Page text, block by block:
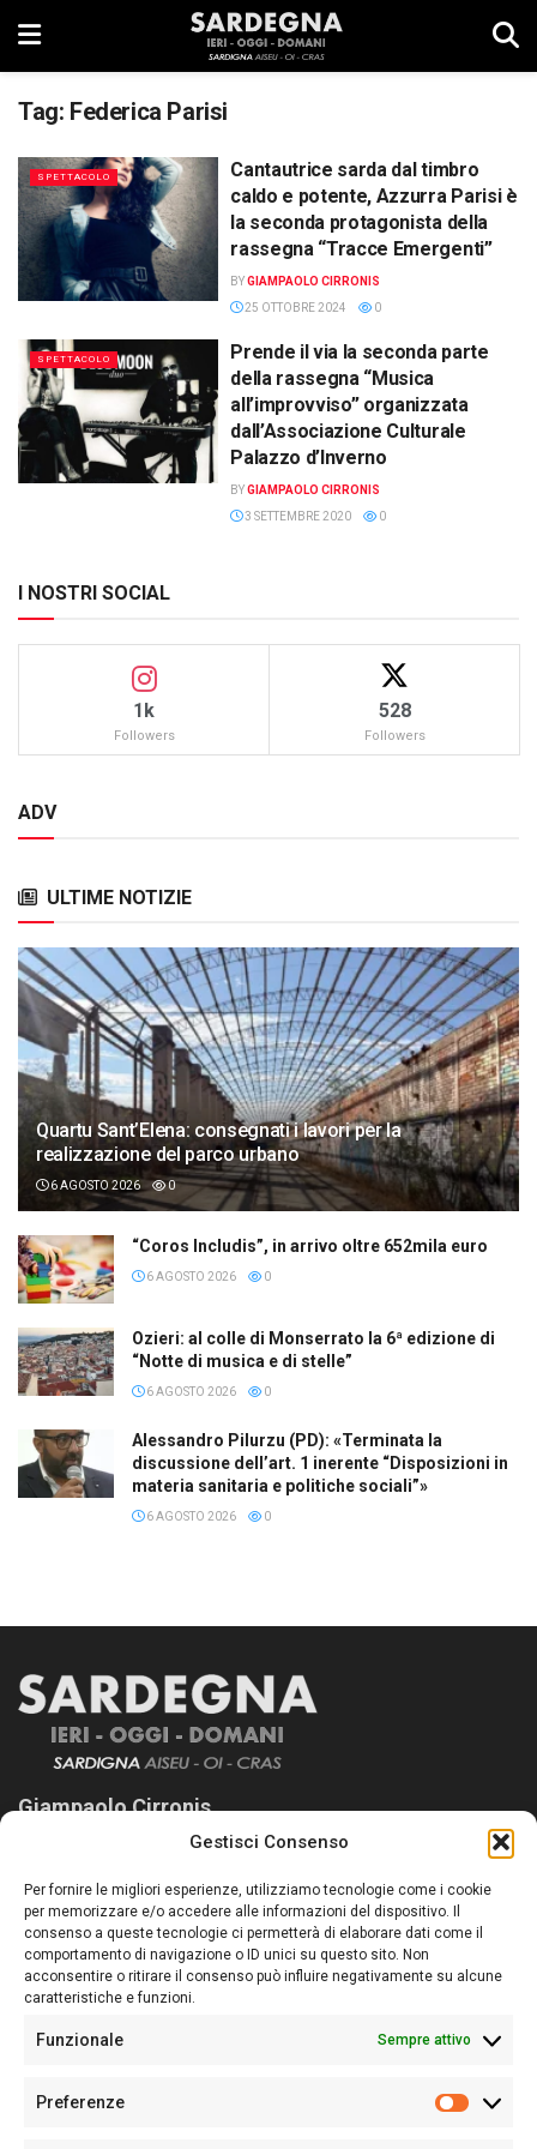
Gestisci Consenso
Per fornire le migliori esperienze, utilizziamo tecnologie come i cookie
per memorizzare e/o accedere alle informazioni del dispositivo. Il
consenso a queste tecnologie ci permetterà di elaborare dati come il
comportamento di navigazione o ID unici su questo sito. Non
acconsentire o ritirare il consenso può influire negativamente su alcune
caratteristiche e funzioni.
Funzionale Sempre attivo
Preferenze
Tag: Federica Parisi
SPETTACOLO
Cantautrice sarda dal timbro
caldo e potente, Azzurra Parisi è
la seconda protagonista della
rassegna “Tracce Emergenti”
BYGIAMPAOLO CIRRONIS
25 OTTOBRE 2024
0
SPETTACOLO
Prende il via la seconda parte
della rassegna “Musica
all’improvviso” organizzata
dall’Associazione Culturale
Palazzo d’Inverno
BYGIAMPAOLO CIRRONIS
3 SETTEMBRE 2020
0
I NOSTRI SOCIAL
1k
Followers
528
Followers
ADV
ULTIME NOTIZIE
Quartu Sant’Elena: consegnati i lavori per la
realizzazione del parco urbano
6 AGOSTO 2026 0
“Coros Includis”, in arrivo oltre 652mila euro
6 AGOSTO 2026 0
Ozieri: al colle di Monserrato la 6ª edizione di
“Notte di musica e di stelle”
6 AGOSTO 2026 0
Alessandro Pilurzu (PD): «Terminata la
discussione dell’art. 1 inerente “Disposizioni in
materia sanitaria e politiche sociali”»
6 AGOSTO 2026 0
Giampaolo Cirronis
Sardegna Ieri-Oggi-Domani nasce per informare “liberamente” i
lettori su quanto accade in Sardegna, con un occhio rivolto al
nostro passato e, soprattutto, al nostro futuro
Follow Us
Sede:Via Cristoforo Colombo 09013 Carbonia